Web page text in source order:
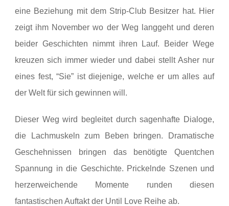
eine Beziehung mit dem Strip-Club Besitzer hat. Hier
zeigt ihm November wo der Weg langgeht und deren
beider Geschichten nimmt ihren Lauf. Beider Wege
kreuzen sich immer wieder und dabei stellt Asher nur
eines fest, “Sie” ist diejenige, welche er um alles auf
der Welt für sich gewinnen will.
Dieser Weg wird begleitet durch sagenhafte Dialoge,
die Lachmuskeln zum Beben bringen. Dramatische
Geschehnissen bringen das benötigte Quentchen
Spannung in die Geschichte. Prickelnde Szenen und
herzerweichende Momente runden diesen
fantastischen Auftakt der Until Love Reihe ab.